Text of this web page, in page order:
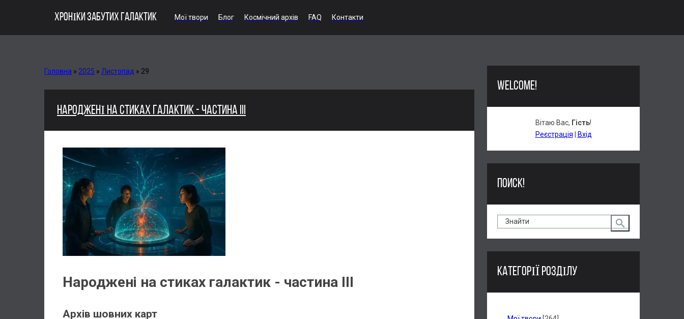
ХРОНІКИ ЗАБУТИХ ГАЛАКТИК Мої твори Блог Космічний архів FAQ Контакти
Головна » 2025 » Листопад » 29
НАРОДЖЕНІ НА СТИКАХ ГАЛАКТИК - ЧАСТИНА III
Народжені на стиках галактик - частина III
Архів шовних карт
WELCOME!
Вітаю Вас, Гість!
Реєстрація
Вхід
ПОИСК!
КАТЕГОРІЇ РОЗДІЛУ